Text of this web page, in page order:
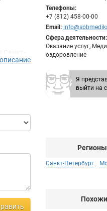
Телефоны:
+7 (812) 458-00-00
Email:
Сфера деятельности:
Оказание услуг,
оздоровление
Я
выйти на
Регионы
Санкт-Петербург